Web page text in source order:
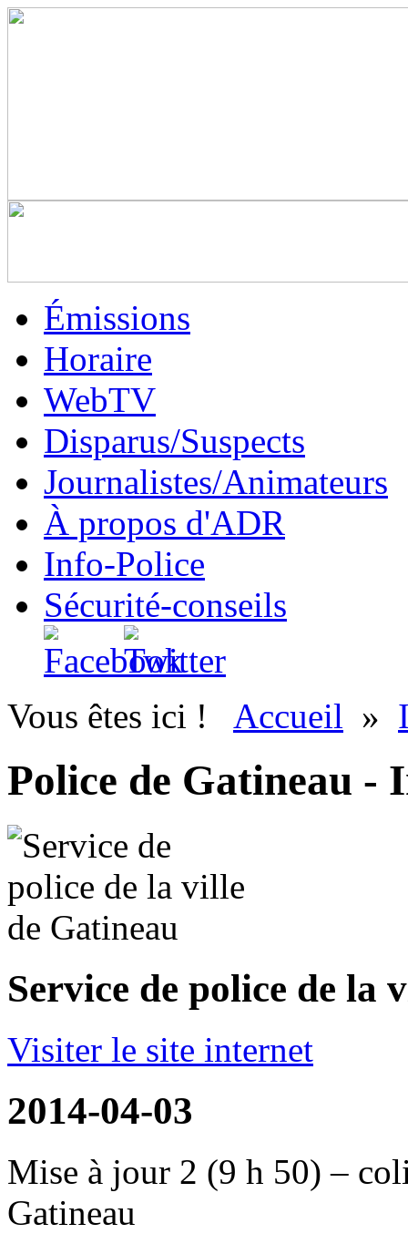
Émissions
Horaire
WebTV
Disparus/Suspects
Journalistes/Animateurs
À propos d'ADR
Info-Police
Sécurité-conseils
Vous êtes ici ! Accueil »
Police de Gatineau -
Service de police de la
Visiter le site internet
2014-04-03
Mise à jour 2 (9 h 50) –
Gatineau